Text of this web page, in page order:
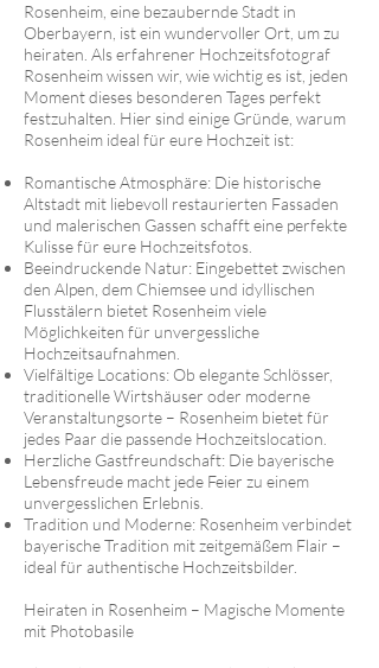
Rosenheim, eine bezaubernde Stadt in
Oberbayern, ist ein wundervoller Ort, um zu
heiraten. Als erfahrener Hochzeitsfotograf
Rosenheim wissen wir, wie wichtig es ist, jeden
Moment dieses besonderen Tages perfekt
festzuhalten. Hier sind einige Gründe, warum
Rosenheim ideal für eure Hochzeit ist:
Romantische Atmosphäre: Die historische
Altstadt mit liebevoll restaurierten Fassaden
und malerischen Gassen schafft eine perfekte
Kulisse für eure Hochzeitsfotos.
Beeindruckende Natur: Eingebettet zwischen
den Alpen, dem Chiemsee und idyllischen
Flusstälern bietet Rosenheim viele
Möglichkeiten für unvergessliche
Hochzeitsaufnahmen.
Vielfältige Locations: Ob elegante Schlösser,
traditionelle Wirtshäuser oder moderne
Veranstaltungsorte – Rosenheim bietet für
jedes Paar die passende Hochzeitslocation.
Herzliche Gastfreundschaft: Die bayerische
Lebensfreude macht jede Feier zu einem
unvergesslichen Erlebnis.
Tradition und Moderne: Rosenheim verbindet
bayerische Tradition mit zeitgemäßem Flair –
ideal für authentische Hochzeitsbilder.
Heiraten in Rosenheim – Magische Momente
mit Photobasile